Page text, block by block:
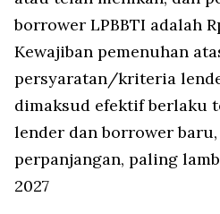
borrower LPBBTI adalah
Kewajiban pemenuhan
persyaratan/kriteria
dimaksud efektif berlaku
lender dan borrower
perpanjangan, paling
2027